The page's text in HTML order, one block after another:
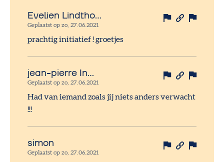
Evelien Lindthout
Geplaatst op zo, 27.06.2021
prachtig initiatief ! groetjes
jean-pierre In…
Geplaatst op zo, 27.06.2021
Had van iemand zoals jij niets anders verwacht
!!!
simon
Geplaatst op zo, 27.06.2021